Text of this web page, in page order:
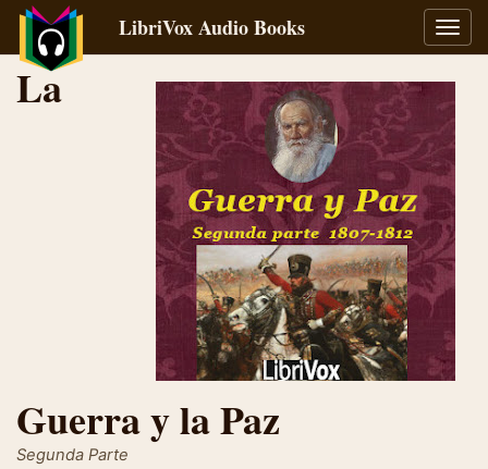
LibriVox Audio Books
La
Guerra y la Paz
Segunda Parte